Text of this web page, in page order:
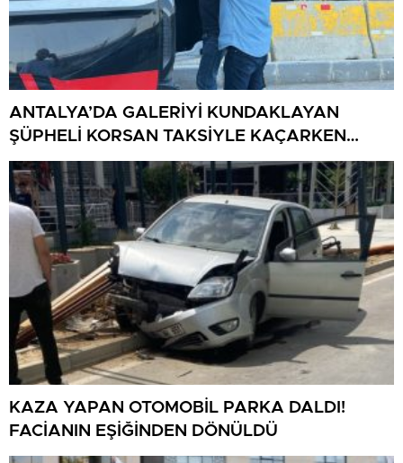
ANTALYA’DA GALERİYİ KUNDAKLAYAN
ŞÜPHELİ KORSAN TAKSİYLE KAÇARKEN
KÜTAHYA’DA YAKALANDI
KAZA YAPAN OTOMOBİL PARKA DALDI!
FACİANIN EŞİĞİNDEN DÖNÜLDÜ